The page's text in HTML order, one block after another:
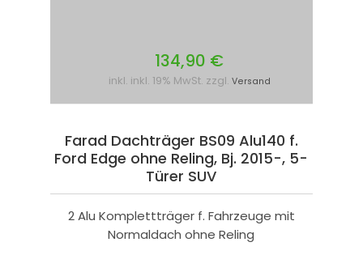
134,90 €
inkl. inkl. 19% MwSt. zzgl. Versand
Farad Dachträger BS09 Alu140 f.
Ford Edge ohne Reling, Bj. 2015-, 5-
Türer SUV
2 Alu Komplettträger f. Fahrzeuge mit
Normaldach ohne Reling